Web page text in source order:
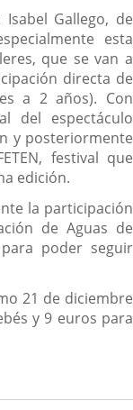
Gallego, de
esta
que se van a
directa de
a 2 años). Con
del espectáculo
y posteriormente
festival que
edición.
la participación
de Aguas de
poder seguir
21 de diciembre
y 9 euros para